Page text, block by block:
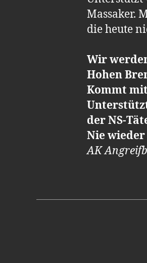
Massaker.
die heute
Wir
Hohen
Kommt
der NS-
Nie
AK